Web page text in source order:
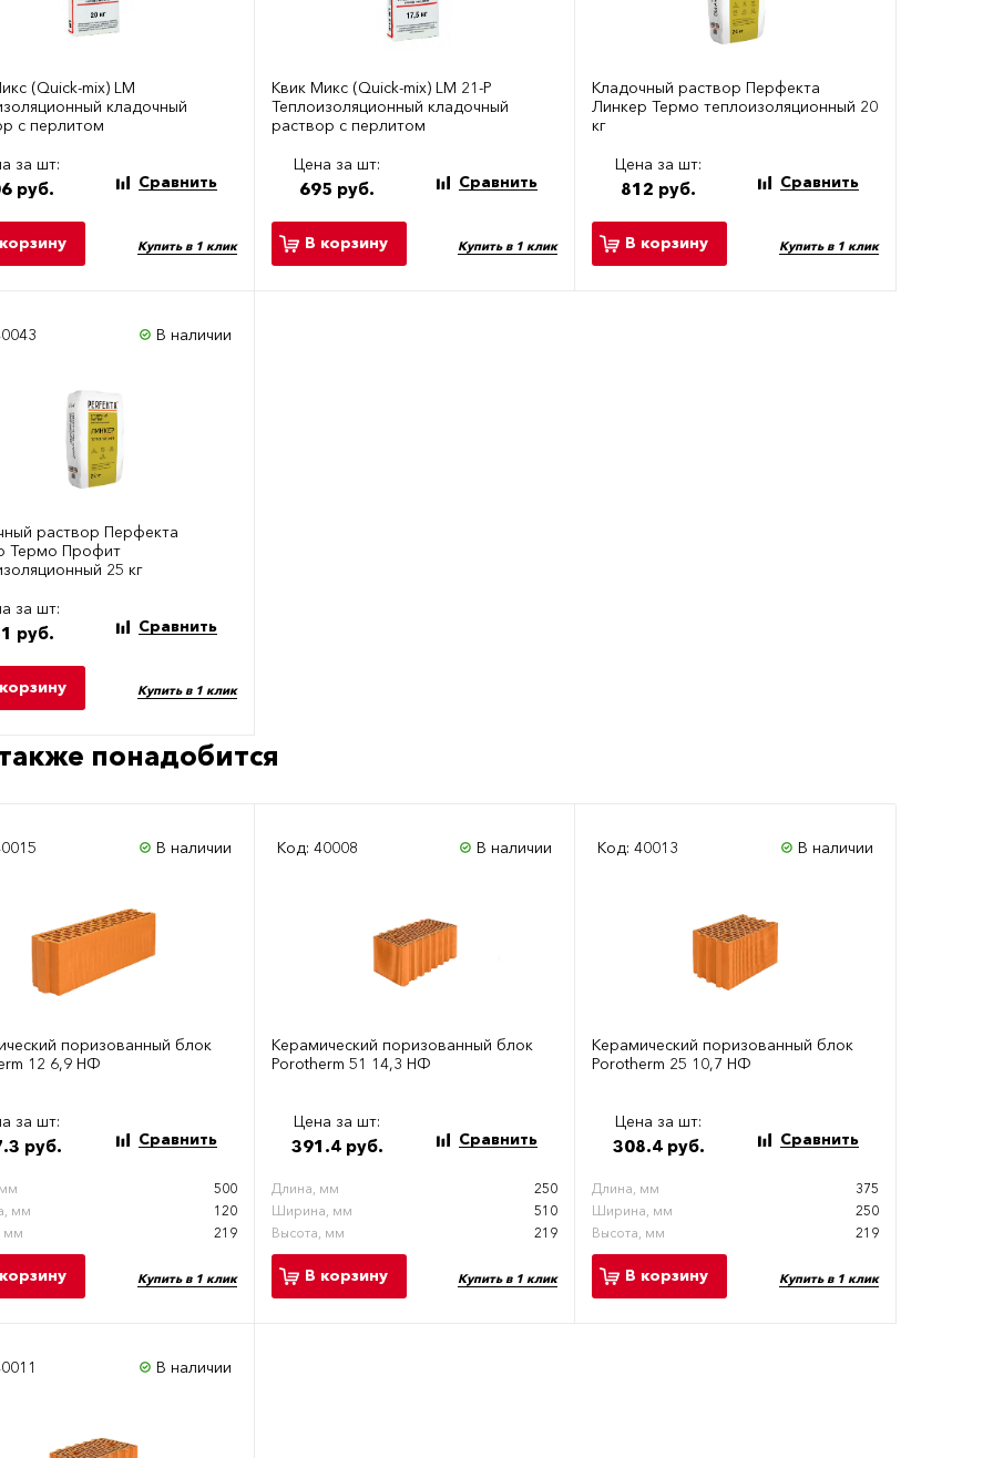
(Quick-mix) LM
кладочный
с перлитом
за шт:
руб. Сравнить
Купить в 1 клик
Квик Микс (Quick-mix) LM 21-P
Теплоизоляционный кладочный
раствор с перлитом
Цена за шт:
695 руб. Сравнить
В корзину Купить в 1 клик
Кладочный раствор Перфекта
Линкер Термо теплоизоляционный 20
кг
Цена за шт:
812 руб. Сравнить
В корзину Купить в 1 клик
В наличии
раствор Перфекта
Термо Профит
25 кг
за шт:
руб. Сравнить
Купить в 1 клик
понадобится
В наличии
поризованный блок
12 6,9 НФ
за шт:
руб. Сравнить
500
мм
120
мм
219
Купить в 1 клик
Код: 40008 В наличии
Керамический поризованный блок
Porotherm 51 14,3 НФ
Цена за шт:
391.4 руб. Сравнить
Длина, мм
250
Ширина, мм
510
Высота, мм
219
В корзину Купить в 1 клик
Код: 40013 В наличии
Керамический поризованный блок
Porotherm 25 10,7 НФ
Цена за шт:
308.4 руб. Сравнить
Длина, мм
375
Ширина, мм
250
Высота, мм
219
В корзину Купить в 1 клик
В наличии